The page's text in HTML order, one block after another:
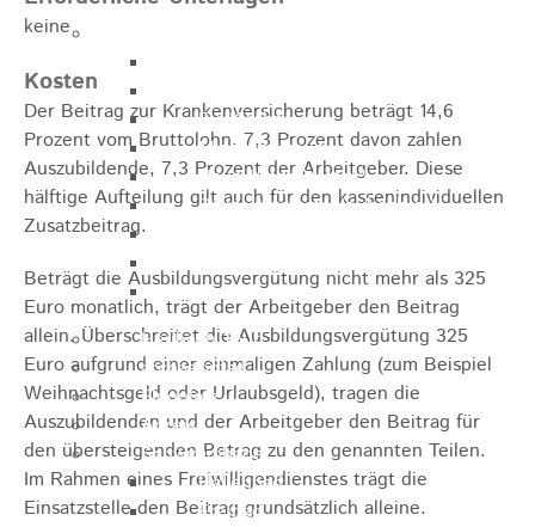
Ev. Kirche
Miedermuseum
Haus "Anna Vetter"
Polizeimuseum Heubach e.V.
Höhlen rund um Heubach
Heubach Tour
archaeopfad
Flugplatz
Anreise
Schwimmbäder
Hallenbad
Freibad
keine
Kosten
Der Beitrag zur Krankenversicherung beträgt 14,6
Prozent vom Bruttolohn. 7,3 Prozent davon zahlen
Auszubildende, 7,3 Prozent der Arbeitgeber. Diese
hälftige Aufteilung gilt auch für den kassenindividuellen
Zusatzbeitrag.
Beträgt die Ausbildungsvergütung nicht mehr als 325
Euro monatlich, trägt der Arbeitgeber den Beitrag
allein. Überschreitet die Ausbildungsvergütung 325
Euro aufgrund einer einmaligen Zahlung (zum Beispiel
Weihnachtsgeld oder Urlaubsgeld), tragen die
Auszubildenden und der Arbeitgeber den Beitrag für
den übersteigenden Betrag zu den genannten Teilen.
Im Rahmen eines Freiwilligendienstes trägt die
Einsatzstelle den Beitrag grundsätzlich alleine.